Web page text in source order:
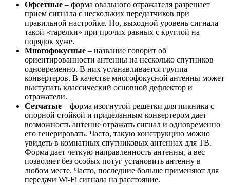
Офсетные – форма овального отражателя разрешает
прием сигнала с нескольких передатчиков при
правильной настройке. Но, выходной уровень сигнала
такой «тарелки» при прочих равных с круглой на
порядок хуже.
Многофокусные – название говорит об
ориентированности антенны на несколько спутников
одновременно. В них устанавливается группа
конвертеров. В качестве многофокусной антенны может
выступать классический основной дефлектор и
отражатели.
Сетчатые – форма изогнутой решетки для пикника с
опорной стойкой и приделанным конвертером дает
возможность антенне отражать сигнал и одновременно
его генерировать. Часто, такую конструкцию можно
увидеть в комнатных спутниковых антеннах для ТВ.
Форма дает четкую направленность антенны, а вес
позволяет без особых потуг установить антенну в
любом месте. Часто, последние больше применяют для
передачи Wi-Fi сигнала на расстояние.